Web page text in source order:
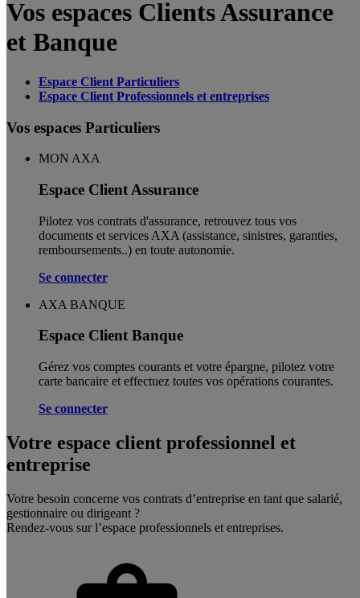
Vos espaces Clients Assurance
et Banque
Espace Client Particuliers
Espace Client Professionnels et entreprises
Vos espaces Particuliers
MON AXA
Espace Client Assurance
Pilotez vos contrats d'assurance, retrouvez tous vos
documents et services AXA (assistance, sinistres, garanties,
remboursements..) en toute autonomie. ​
Se connecter
AXA BANQUE
Espace Client Banque
Gérez vos comptes courants et votre épargne, pilotez votre
carte bancaire et effectuez toutes vos opérations courantes.
Se connecter
Votre espace client professionnel et
entreprise
Votre besoin concerne vos contrats d’entreprise en tant que salarié,
gestionnaire ou dirigeant ?
Rendez-vous sur l’espace professionnels et entreprises.